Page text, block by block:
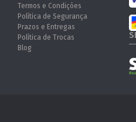
Termos e Condições
Política de Segurança
Prazos e Entregas
Política de Trocas
Blog